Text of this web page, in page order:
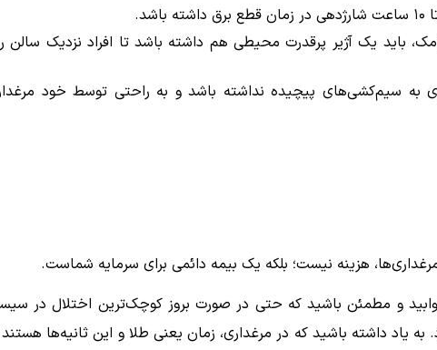
باید یک آژیر پرقدرت محیطی هم داشته باشد تا افراد نزدیک سالن
به سیم‌کشی‌های پیچیده نداشته باشد و به راحتی توسط خود
هزینه نیست؛ بلکه یک بیمه دائمی برای سرمایه شماست.
و مطمئن باشید که حتی در صورت بروز کوچک‌‌ترین اختلال در
به یاد داشته باشید که در مرغداری، زمان یعنی طلا و این ثانیه‌ها